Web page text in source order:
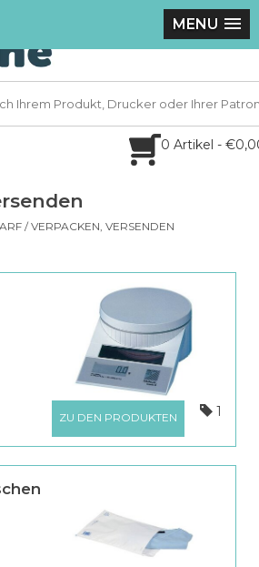
MENU
0 Artikel -
/VERPACKEN, VERSENDEN
ZU DEN PRODUKTEN 1